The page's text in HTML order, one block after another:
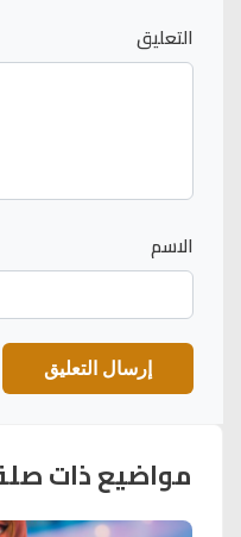
التعليق
الاسم
مواضيع ذات